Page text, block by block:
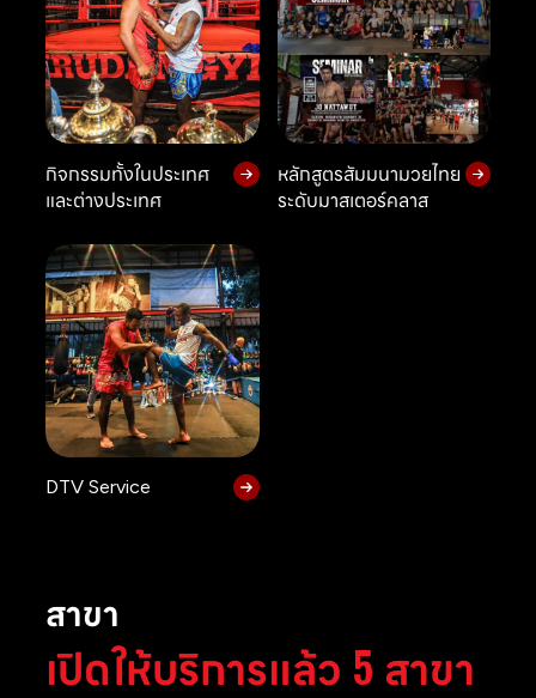
กิจกรรมทั้งในประเทศ
และต่างประเทศ
หลักสูตรสัมมนามวยไทย
ระดับมาสเตอร์คลาส
DTV Service
สาขา
เปิดให้บริการแล้ว 5 สาขา